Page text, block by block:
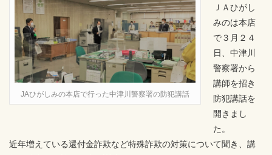
JAひがしみの本店で行った中津川警察署の防犯講話
ＪＡひがし
みのは本店
で３月２４
日、中津川
警察署から
講師を招き
防犯講話を
開きまし
た。
近年増えている還付金詐欺など特殊詐欺の対策について聞き、講